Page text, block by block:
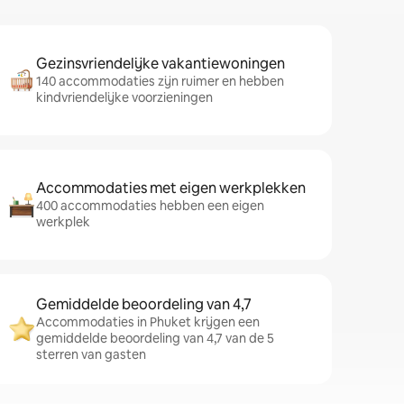
Gezinsvriendelijke vakantiewoningen
140 accommodaties zijn ruimer en hebben
kindvriendelijke voorzieningen
Accommodaties met eigen werkplekken
400 accommodaties hebben een eigen
werkplek
Gemiddelde beoordeling van 4,7
Accommodaties in Phuket krijgen een
gemiddelde beoordeling van 4,7 van de 5
sterren van gasten